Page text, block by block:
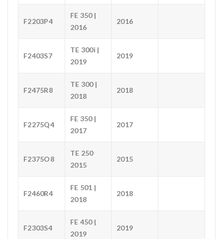
F2203P4
FE 350 |
2016
2016
F2403S7
TE 300i |
2019
2019
F2475R8
TE 300 |
2018
2018
F2275Q4
FE 350 |
2017
2017
F2375O8
TE 250
2015
2015
F2460R4
FE 501 |
2018
2018
F2303S4
FE 450 |
2019
2019